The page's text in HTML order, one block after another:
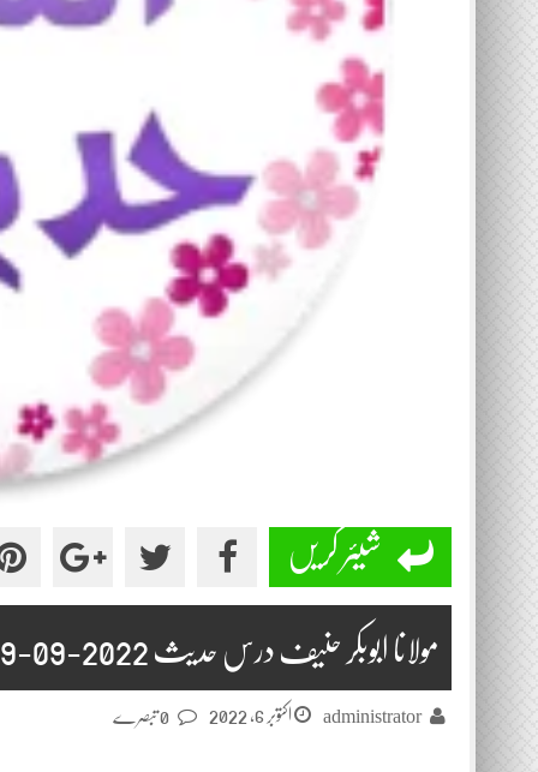
شیئر کریں
مولانا ابوبکر حنیف درس حدیث 2022-09-29
administrator اکتوبر 6, 2022